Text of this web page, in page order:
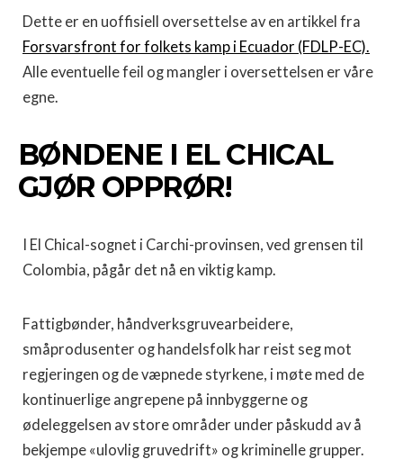
Dette er en uoffisiell oversettelse av en artikkel fra
Forsvarsfront for folkets kamp i Ecuador (FDLP-EC).
Alle eventuelle feil og mangler i oversettelsen er våre
egne.
BØNDENE I EL CHICAL
GJØR OPPRØR!
I El Chical-sognet i Carchi-provinsen, ved grensen til
Colombia, pågår det nå en viktig kamp.
Fattigbønder, håndverksgruvearbeidere,
småprodusenter og handelsfolk har reist seg mot
regjeringen og de væpnede styrkene, i møte med de
kontinuerlige angrepene på innbyggerne og
ødeleggelsen av store områder under påskudd av å
bekjempe «ulovlig gruvedrift» og kriminelle grupper.